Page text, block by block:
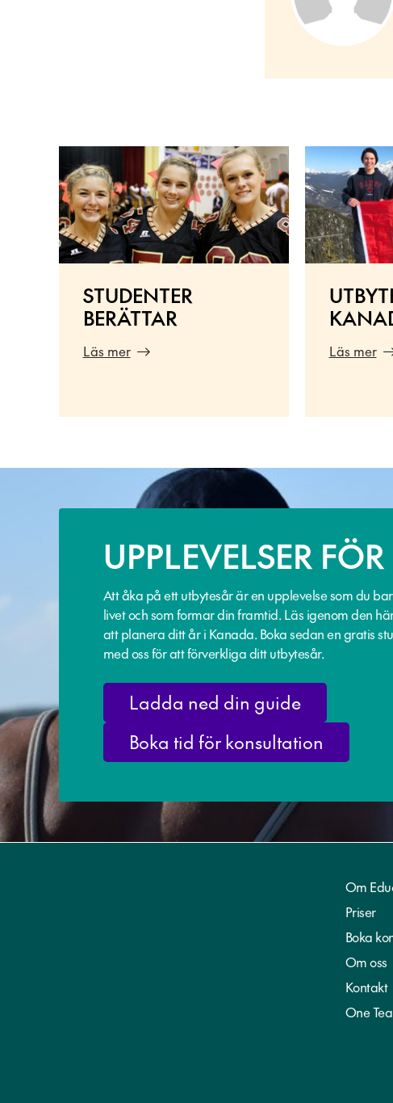
STUDENTER
BERÄTTAR
Läs mer Läs mer
UPPLEVELSER
Att åka på ett utbytesår är en upplevelse som du
livet och som formar din framtid. Läs igenom den
att planera ditt år i Kanada. Boka sedan en gratis
med oss för att förverkliga ditt utbytesår.
Ladda ned din guide
Boka tid för konsultation
Om
Priser
Boka
Om oss
Kontakt
One